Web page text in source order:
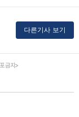
다른기사 보기
금지>